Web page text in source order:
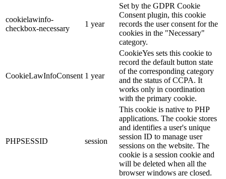
cookielawinfo-
checkbox-necessary
1 year
Set by the GDPR Cookie
Consent plugin, this cookie
records the user consent for the
cookies in the "Necessary"
category.
CookieLawInfoConsent 1 year
CookieYes sets this cookie to
record the default button state
of the corresponding category
and the status of CCPA. It
works only in coordination
with the primary cookie.
PHPSESSID session
This cookie is native to PHP
applications. The cookie stores
and identifies a user's unique
session ID to manage user
sessions on the website. The
cookie is a session cookie and
will be deleted when all the
browser windows are closed.